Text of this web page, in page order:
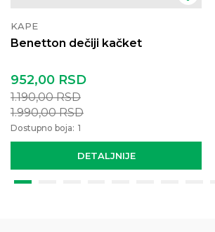
KAPE
Benetton dečiji kačket
DETALJNIJE
952,00 RSD
1.190,00RSD
1.990,00RSD
Dostupno boja: 1